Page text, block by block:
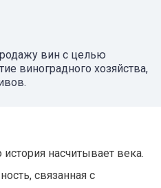
вин с целью
виноградного хозяйства,
насчитывает века.
связанная с